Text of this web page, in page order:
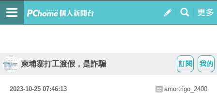
我的
訂閱
柬埔寨打工渡假，是詐騙
2023-10-25 07:46:13 amortrigo_2400